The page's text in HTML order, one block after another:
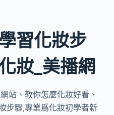
習化妝步
妝_美播網
站、教你怎麼化妝好看、
步驟,專業爲化妝初學者新